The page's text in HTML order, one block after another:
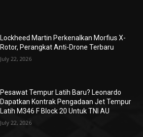
Lockheed Martin Perkenalkan Morfius X-
Rotor, Perangkat Anti-Drone Terbaru
July 22, 2026
Pesawat Tempur Latih Baru? Leonardo
Dapatkan Kontrak Pengadaan Jet Tempur
Latih M346 F Block 20 Untuk TNI AU
July 22, 2026